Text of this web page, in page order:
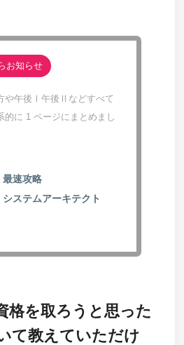
お知らせ
や午後Ⅰ午後Ⅱなどすべて
的に 1 ページにまとめまし
最速攻略
システムアーキテクト
格を取ろうと思った
て教えていただけ